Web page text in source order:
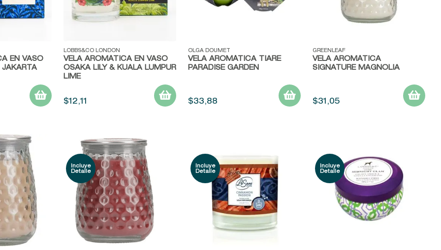
EN VASO
JAKARTA
Vista rápida
LOBBS&CO LONDON
VELA AROMÁTICA EN VASO
OSAKA LILY & KUALA LUMPUR
LIME
$12,11
Vista rápida
OLGA DOUMET
VELA AROMÁTICA TIARE
PARADISE GARDEN
$33,88
Vista rápida
GREENLEAF
VELA AROMÁTICA
SIGNATURE MAGNOLIA
$31 ,05